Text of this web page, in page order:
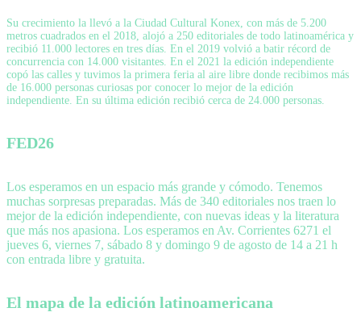
Su crecimiento la llevó a la Ciudad Cultural Konex, con más de 5.200
metros cuadrados en el 2018, alojó a 250 editoriales de todo latinoamérica y
recibió 11.000 lectores en tres días. En el 2019 volvió a batir récord de
concurrencia con 14.000 visitantes. En el 2021 la edición independiente
copó las calles y tuvimos la primera feria al aire libre donde recibimos más
de 16.000 personas curiosas por conocer lo mejor de la edición
independiente. En su última edición recibió cerca de 24.000 personas.
FED26
Los esperamos en un espacio más grande y cómodo. Tenemos
muchas sorpresas preparadas. Más de 340 editoriales nos traen lo
mejor de la edición independiente, con nuevas ideas y la literatura
que más nos apasiona. Los esperamos en Av. Corrientes 6271 el
jueves 6, viernes 7, sábado 8 y domingo 9 de agosto de 14 a 21 h
con entrada libre y gratuita.
El mapa de la edición latinoamericana